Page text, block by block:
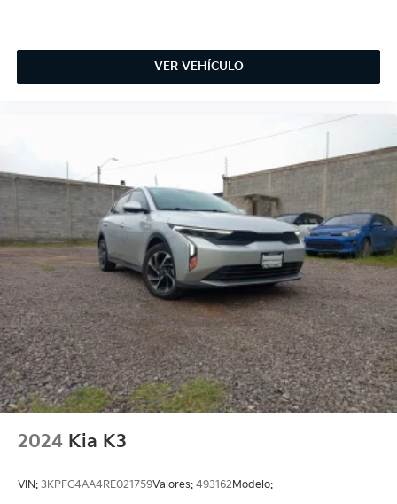
VER VEHÍCULO
2024 Kia K3
VIN: 3KPFC4AA4RE021759Valores: 493162Modelo: